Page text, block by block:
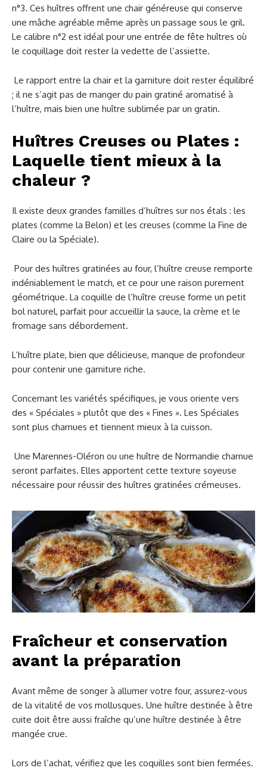
n°3. Ces huîtres offrent une chair généreuse qui conserve
une mâche agréable même après un passage sous le gril.
Le calibre n°2 est idéal pour une entrée de fête huîtres où
le coquillage doit rester la vedette de l’assiette.
Le rapport entre la chair et la garniture doit rester équilibré
; il ne s’agit pas de manger du pain gratiné aromatisé à
l’huître, mais bien une huître sublimée par un gratin.
Huîtres Creuses ou Plates :
Laquelle tient mieux à la
chaleur ?
Il existe deux grandes familles d’huîtres sur nos étals : les
plates (comme la Belon) et les creuses (comme la Fine de
Claire ou la Spéciale).
Pour des huîtres gratinées au four, l’huître creuse remporte
indéniablement le match, et ce pour une raison purement
géométrique. La coquille de l’huître creuse forme un petit
bol naturel, parfait pour accueillir la sauce, la crème et le
fromage sans débordement.
L’huître plate, bien que délicieuse, manque de profondeur
pour contenir une garniture riche.
Concernant les variétés spécifiques, je vous oriente vers
des « Spéciales » plutôt que des « Fines ». Les Spéciales
sont plus charnues et tiennent mieux à la cuisson.
Une Marennes-Oléron ou une huître de Normandie charnue
seront parfaites. Elles apportent cette texture soyeuse
nécessaire pour réussir des huîtres gratinées crémeuses.
Fraîcheur et conservation
avant la préparation
Avant même de songer à allumer votre four, assurez-vous
de la vitalité de vos mollusques. Une huître destinée à être
cuite doit être aussi fraîche qu’une huître destinée à être
mangée crue.
Lors de l’achat, vérifiez que les coquilles sont bien fermées.